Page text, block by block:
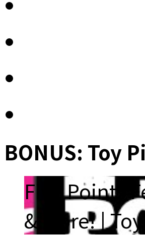
BONUS: Toy
Five Points
& More! |